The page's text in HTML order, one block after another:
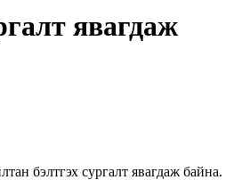
явагдаж
бэлтгэх сургалт явагдаж байна.